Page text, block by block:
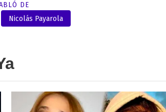
DE
Nicolás Payarola